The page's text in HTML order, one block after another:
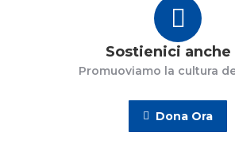
Sostienici anche
Promuoviamo la cultura
Dona Ora